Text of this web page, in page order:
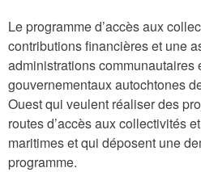
Le programme d’accès aux
contributions financières et une
administrations communautaires
gouvernementaux autochtones
Ouest qui veulent réaliser des
routes d’accès aux collectivités
maritimes et qui déposent une
programme.